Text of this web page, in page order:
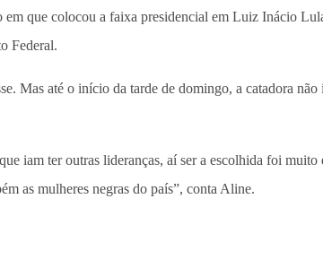
em que colocou a faixa presidencial em Luiz Inácio
Federal.
Mas até o início da tarde de domingo, a catadora
iam ter outras lideranças, aí ser a escolhida foi
as mulheres negras do país”, conta Aline.